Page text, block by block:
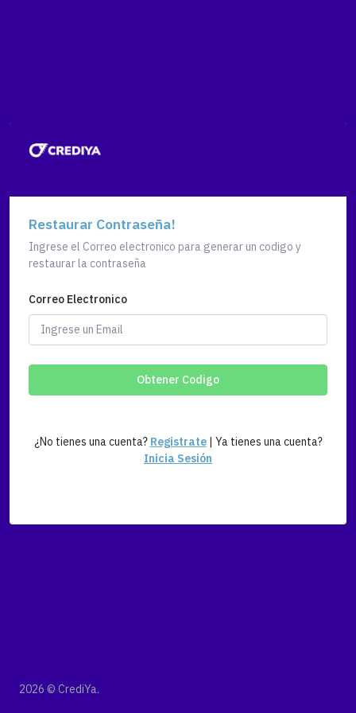
Restaurar Contraseña!
Ingrese el Correo electronico para generar un codigo y
restaurar la contraseña
Correo Electronico
Obtener Codigo
¿No tienes una cuenta? Registrate| Ya tienes una cuenta?
Inicia Sesión
2026 © CrediYa.